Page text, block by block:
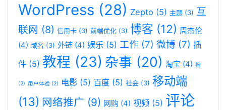
WordPress (28) Zepto (5) 主题 (3) 互
联网 (8) 信用卡 (3) 前端优化 (3) 博客 (12) 周杰伦
(4) 域名 (3) 外链 (4) 娱乐 (5) 工作 (7) 微博 (7) 插
件 (5) 教程 (23) 杂事 (20) 淘宝 (4) 狗
(2) 用户体验 (2) 电影 (5) 百度 (5) 社会 (3) 移动端
(13) 网络推广 (9) 网购 (4) 视频 (5) 评论